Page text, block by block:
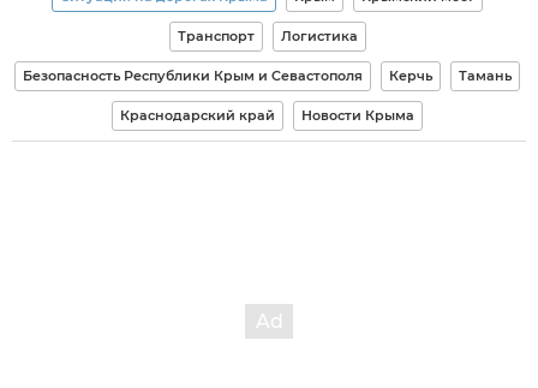
Транспорт Логистика
Безопасность Республики Крым и Севастополя Керчь Тамань
Краснодарский край Новости Крыма